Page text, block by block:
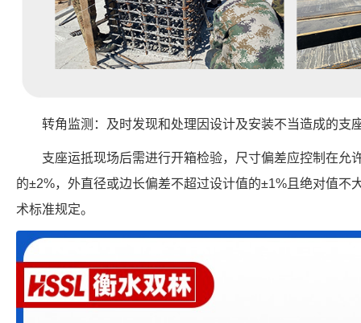
转角监测：及时发现和处理因设计及安装不当造成的支
支座运抵现场后需进行开箱检验，尺寸偏差应控制在允
的±2%，外直径或边长偏差不超过设计值的±1%且绝对值不
术标准规定。